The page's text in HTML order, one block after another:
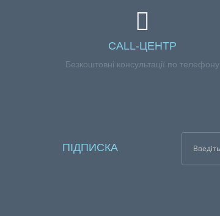
CALL-ЦЕНТР
Безкоштовні консультації по телефону
ПІДПИСКА